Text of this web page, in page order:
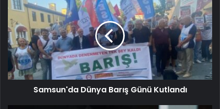
Samsun'da Dünya Barış Günü Kutlandı